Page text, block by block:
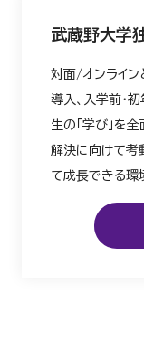
武蔵野大学
対面/オンライ
導入、入学前・
生の「学び」を
解決に向けて
て成長できる環